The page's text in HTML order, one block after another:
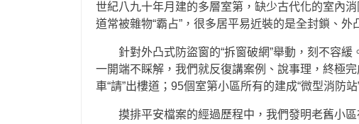
世紀八九十年月建的多層室第，缺少古代化的室內消
道常被雜物“霸占”，很多居平易近裝的是全封鎖、
針對外凸式防盜窗的“拆窗破網”舉動，刻不容
一開端不睬解，我們就反復講案例、說事理，終極
車“請”出樓道；95個室第小區所有的建成“微型消防站
摸排平安檔案的經過歷程中，我們發明老舊小區